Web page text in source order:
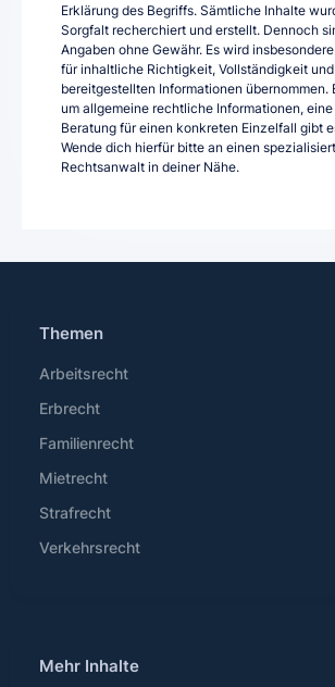
Erklärung des Begriffs. Sämtliche Inhalte
Sorgfalt recherchiert und erstellt. Dennoch
Angaben ohne Gewähr. Es wird
für inhaltliche Richtigkeit, Vollständigkeit
bereitgestellten Informationen übernommen.
um allgemeine rechtliche Informationen,
Beratung für einen konkreten Einzelfall gibt
Wende dich hierfür bitte an einen
Rechtsanwalt in deiner Nähe.
Themen
Arbeitsrecht
Erbrecht
Familienrecht
Mietrecht
Strafrecht
Verkehrsrecht
Mehr Inhalte